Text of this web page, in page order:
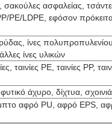
ασφαλείας,
PE/LDPE, εφόσον
ίνες
ίνες υλικών
ταινίες PE, ταινίες PP,
άχυρο, δίχτυα,
αφρό PU, αφρό EPS,